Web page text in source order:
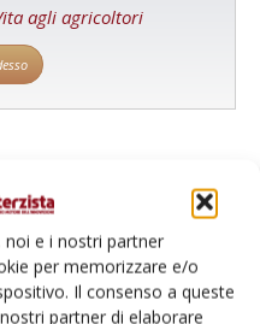
noi e i nostri partner
per memorizzare e/o
Il consenso a queste
partner di elaborare
agli agricoltori